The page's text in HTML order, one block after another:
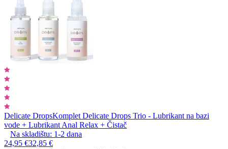
Delicate DropsKomplet Delicate Drops Trio - Lubrikant na bazi
vode + Lubrikant Anal Relax + Čistač
Na skladištu: 1-2 dana
24,95 €32,85 €